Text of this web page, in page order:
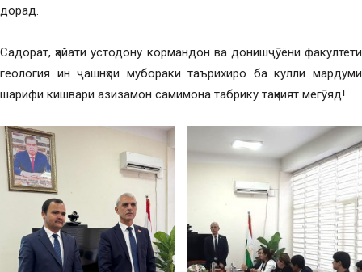
дорад.
Садорат, ҳайати устодону кормандон ва донишҷӯёни факултети
геология ин ҷашнҳои мубораки таърихиро ба кулли мардуми
шарифи кишвари азизамон самимона табрику таҳният мегӯяд!